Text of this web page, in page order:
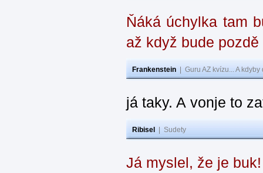
Ňáká úchylka tam
až když bude pozdě
Frankenstein Guru AZ kvízu... A
já taky. A vonje to
Ribisel Sudety
Já myslel, že je